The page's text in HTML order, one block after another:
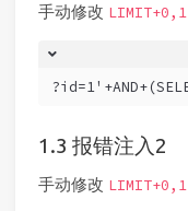
手动修改 LIMIT+0,1
报错注入2
手动修改 LIMIT+0,1